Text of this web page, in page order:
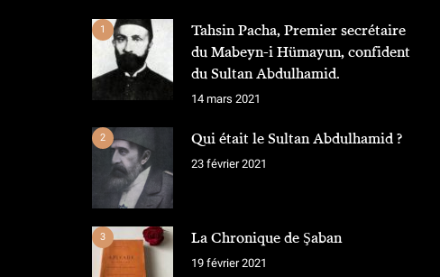
1
Tahsin Pacha, Premier secrétaire
du Mabeyn-i Hümayun, confident
du Sultan Abdulhamid.
14 mars 2021
2 Qui était le Sultan Abdulhamid ?
23 février 2021
3 La Chronique de Şaban
19 février 2021